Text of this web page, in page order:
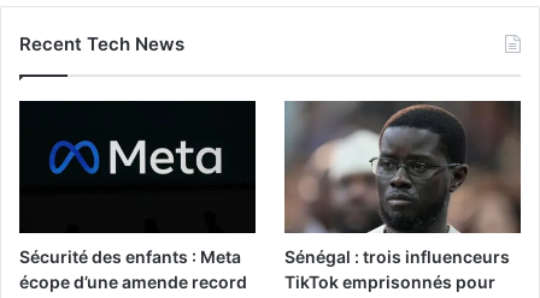
Recent Tech News
Sécurité des enfants : Meta
écope d’une amende record
Sénégal : trois influenceurs
TikTok emprisonnés pour